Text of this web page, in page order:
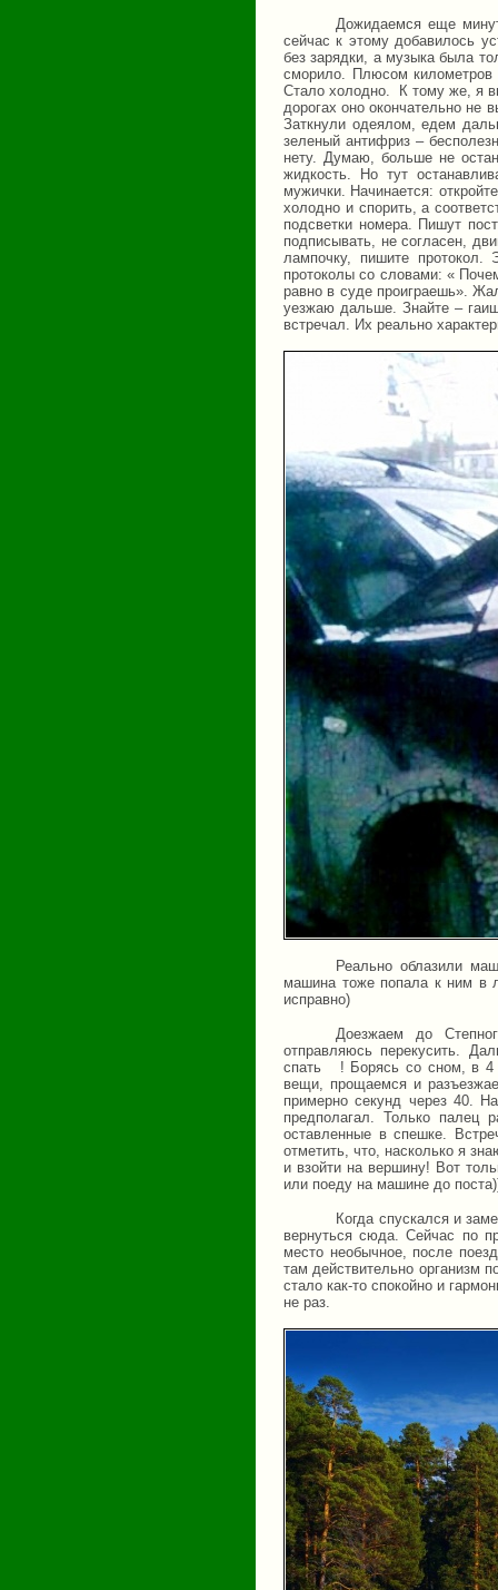
Дожидаемся еще
сейчас к этому добавилось
без зарядки, а музыка была
сморило. Плюсом километров
Стало холодно.
К тому же, я
дорогах оно окончательно не
Заткнули одеялом, едем
зеленый антифриз –
нету. Думаю, больше не
жидкость. Но тут
мужички. Начинается:
холодно и спорить, а
подсветки номера. Пишут
подписывать, не согласен,
лампочку, пишите
протоколы со словами: «
равно в суде проиграешь».
уезжаю дальше. Знайте –
встречал. Их реально
Реально облазили
машина тоже попала к ним в
исправно)
Доезжаем до
отправляюсь перекусить.
спать
! Борясь со сном, в 4
вещи, прощаемся и
примерно секунд через 40.
предполагал. Только палец
оставленные в спешке.
отметить, что, насколько я
и взойти на вершину! Вот
или поеду на машине до
Когда спускался и
вернуться сюда. Сейчас по
место необычное, после
там действительно организм
стало как-то спокойно и
не раз.